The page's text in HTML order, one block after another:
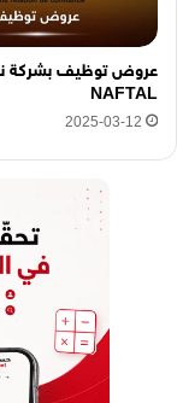
عروض توظيف بشركة
NAFTAL
2025-03-12